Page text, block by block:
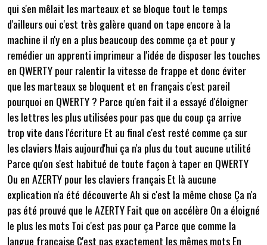
qui s'en mêlait les marteaux et se bloque tout le temps
d'ailleurs oui c'est très galère quand on tape encore à la
machine il n'y en a plus beaucoup des comme ça et pour y
remédier un apprenti imprimeur a l'idée de disposer les touches
en QWERTY pour ralentir la vitesse de frappe et donc éviter
que les marteaux se bloquent et en français c'est pareil
pourquoi en QWERTY ? Parce qu'en fait il a essayé d'éloigner
les lettres les plus utilisées pour pas que du coup ça arrive
trop vite dans l'écriture Et au final c'est resté comme ça sur
les claviers Mais aujourd'hui ça n'a plus du tout aucune utilité
Parce qu'on s'est habitué de toute façon à taper en QWERTY
Ou en AZERTY pour les claviers français Et là aucune
explication n'a été découverte Ah si c'est la même chose Ça n'a
pas été prouvé que le AZERTY Fait que on accélère On a éloigné
le plus les mots Toi c'est pas pour ça Parce que comme la
langue française C'est pas exactement les mêmes mots En